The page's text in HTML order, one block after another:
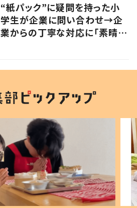
“紙パック”に疑問を持った小
学生が企業に問い合わせ→企
業からの丁寧な対応に「素晴ら